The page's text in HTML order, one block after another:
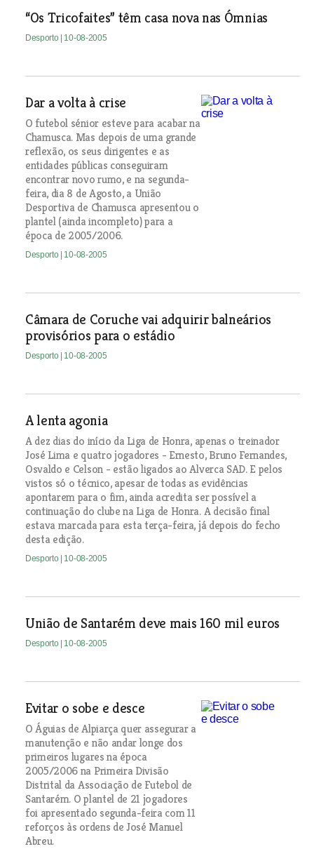
“Os Tricofaites” têm casa nova nas Ómnias
Desporto | 10-08-2005
Dar a volta à crise
O futebol sénior esteve para acabar na
Chamusca. Mas depois de uma grande
reflexão, os seus dirigentes e as
entidades públicas conseguiram
encontrar novo rumo, e na segunda-
feira, dia 8 de Agosto, a União
Desportiva de Chamusca apresentou o
plantel (ainda incompleto) para a
época de 2005/2006.
Desporto | 10-08-2005
Câmara de Coruche vai adquirir balneários
provisórios para o estádio
Desporto | 10-08-2005
A lenta agonia
A dez dias do início da Liga de Honra, apenas o treinador
José Lima e quatro jogadores - Ernesto, Bruno Fernandes,
Osvaldo e Celson - estão ligados ao Alverca SAD. E pelos
vistos só o técnico, apesar de todas as evidências
apontarem para o fim, ainda acredita ser possível a
continuação do clube na Liga de Honra. A decisão final
estava marcada para esta terça-feira, já depois do fecho
desta edição.
Desporto | 10-08-2005
União de Santarém deve mais 160 mil euros
Desporto | 10-08-2005
Evitar o sobe e desce
O Águias de Alpiarça quer assegurar a
manutenção e não andar longe dos
primeiros lugares na época
2005/2006 na Primeira Divisão
Distrital da Associação de Futebol de
Santarém. O plantel de 21 jogadores
foi apresentado segunda-feira com 11
reforços às ordens de José Manuel
Abreu.